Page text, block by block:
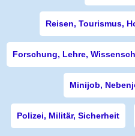
Reisen, Tourismus,
Forschung, Lehre,
Minijob,
Polizei, Militär, Sicherheit